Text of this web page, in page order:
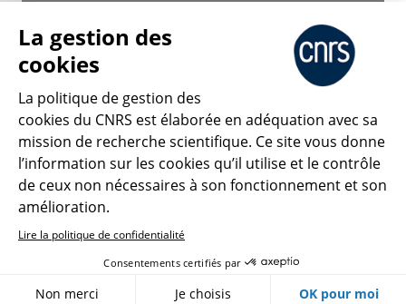
CNRS Le Mag
© 2026, CNRS
Créer un compte Se connecter
Gestion des cookies
La gestion des
cookies
La politique de gestion des
cookies du CNRS est élaborée en adéquation avec sa
mission de recherche scientifique. Ce site vous donne
l’information sur les cookies qu’il utilise et le contrôle
de ceux non nécessaires à son fonctionnement et son
amélioration.
Lire la politique de confidentialité
Consentements certifiés par
Non merci Je choisis OK pour moi